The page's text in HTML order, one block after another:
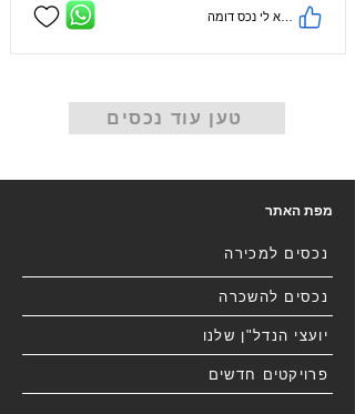
מצא לי נכס דומה
טען עוד נכסים
מפת האתר
נכסים למכירה
נכסים להשכרה
יועצי הנדל"ן שלנו
פרויקטים חדשים